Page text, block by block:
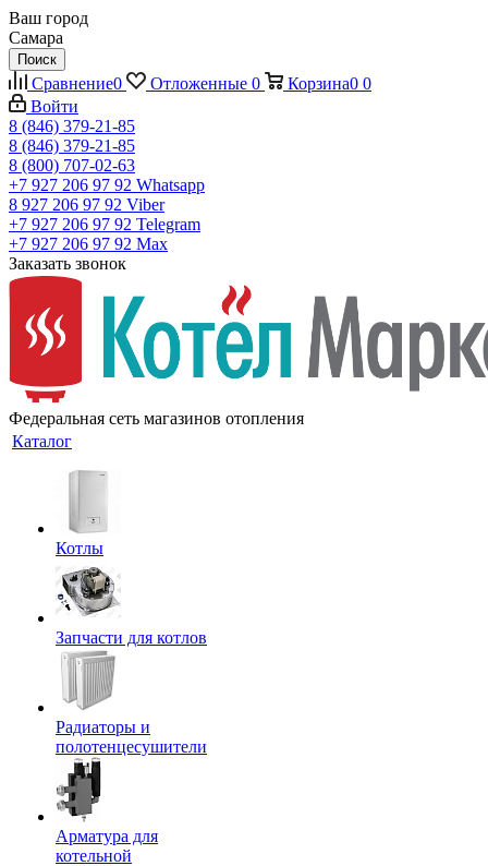
Ваш город
Самара
Поиск
Сравнение0 Отложенные 0 Корзина0 0
Войти
8 (846) 379-21-85
8 (846) 379-21-85
8 (800) 707-02-63
+7 927 206 97 92 Whatsapp
8 927 206 97 92 Viber
+7 927 206 97 92 Telegram
+7 927 206 97 92 Max
Заказать звонок
Федеральная сеть магазинов отопления
Каталог
Котлы
Запчасти для котлов
Радиаторы и
полотенцесушители
Арматура для
котельной